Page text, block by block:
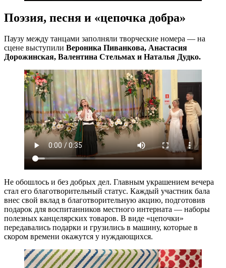
Поэзия, песня и «цепочка добра»
Паузу между танцами заполняли творческие номера — на
сцене выступили Вероника Пиванкова, Анастасия
Дорожинская, Валентина Стельмах и Наталья Дудко.
Не обошлось и без добрых дел. Главным украшением вечера
стал его благотворительный статус. Каждый участник бала
внес свой вклад в благотворительную акцию, подготовив
подарок для воспитанников местного интерната — наборы
полезных канцелярских товаров. В виде «цепочки»
передавались подарки и грузились в машину, которые в
скором времени окажутся у нуждающихся.